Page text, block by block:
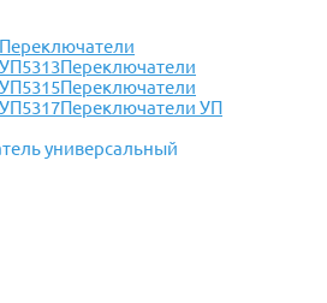
Переключатели
Переключатели
Переключатели
Переключатели УП
универсальный